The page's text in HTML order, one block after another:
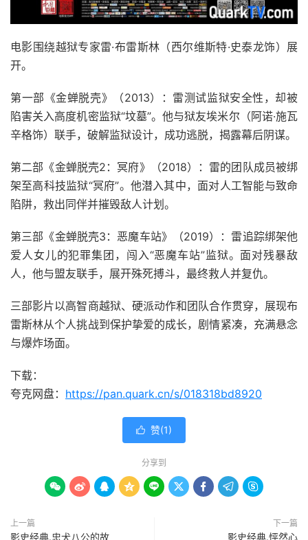
电影围绕越狱专家雷·布雷斯林（西尔维斯特·史泰龙饰）展
开。
第一部《金蝉脱壳》（2013）：雷测试监狱安全性，却被
陷害关入高度机密监狱“坟墓”。他与狱友埃米尔（阿诺·施瓦
辛格饰）联手，破解监狱设计，成功逃脱，揭露幕后阴谋。
第二部《金蝉脱壳2：冥府》（2018）：雷的团队成员被绑
架至高科技监狱“冥府”。他潜入其中，面对人工智能与致命
陷阱，救出同伴并摧毁敌人计划。
第三部《金蝉脱壳3：恶魔车站》（2019）：雷追踪绑架他
爱人女儿的犯罪集团，闯入“恶魔车站”监狱。面对残暴敌
人，他与盟友联手，展开殊死搏斗，最终救人并复仇。
三部影片以高智商越狱、硬派动作和团队合作贯穿，展现布
雷斯林从个人挑战到保护挚爱的成长，剧情紧凑，充满悬念
与爆炸场面。
下载：
夸克网盘： https://pan.quark.cn/s/018318bd8920
 赞(1)
分享到
        
上一篇
影史经典.忠犬八公的故
下一篇
影史经典.怦然心